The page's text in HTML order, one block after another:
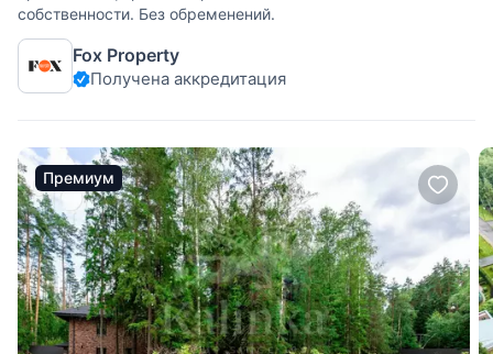
собственности. Без обременений.
Fox Property
Получена аккредитация
Премиум